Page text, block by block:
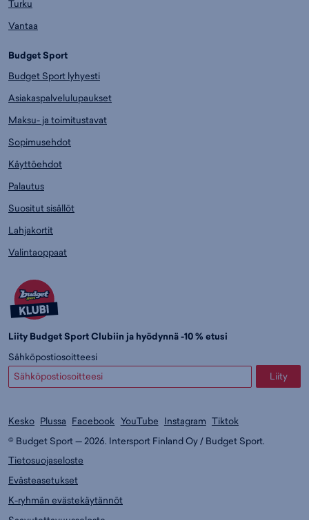
Turku
Vantaa
Budget Sport
Budget Sport lyhyesti
Asiakaspalvelulupaukset
Maksu- ja toimitustavat
Sopimusehdot
Käyttöehdot
Palautus
Suositut sisällöt
Lahjakortit
Valintaoppaat
Liity Budget Sport Clubiin ja hyödynnä -10 % etusi
Sähköpostiosoitteesi
Liity
Kesko Plussa Facebook YouTube Instagram Tiktok
© Budget Sport — 2026. Intersport Finland Oy / Budget Sport.
Tietosuojaseloste
Evästeasetukset
K-ryhmän evästekäytännöt